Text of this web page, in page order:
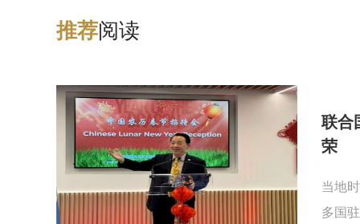
推荐阅读
联合
荣
当地
多国